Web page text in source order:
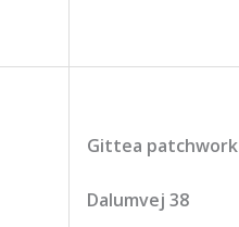
Gittea patchwork
Dalumvej 38